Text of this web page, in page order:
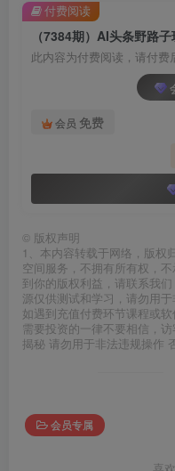
此内容为付费阅读，请付费
会员 免费
付费阅读
© 版权声明
1、本内容转载于网络，版权
空间服务，不拥有所有权，
到你的版权利益，请联系我
源仅供测试和学习，请勿用
如遇到充值付费环节课程或
需要投资的一律不要相信，
揭秘 请勿用于非法违规操作
会员专属